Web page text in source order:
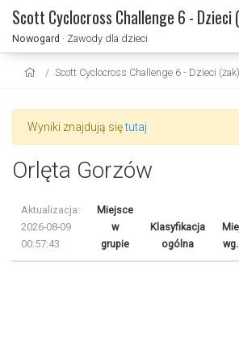
Scott Cyclocross Challenge 6 - Dzieci
Nowogard · Zawody dla dzieci
Scott Cyclocross Challenge 6 - Dzieci (żak)
Wyniki znajdują siętutaj
Orlęta Gorzów
Aktualizacja:
2026-08-09
00:57:43
Miejsce
w
grupie
Klasyfikacja
ogólna